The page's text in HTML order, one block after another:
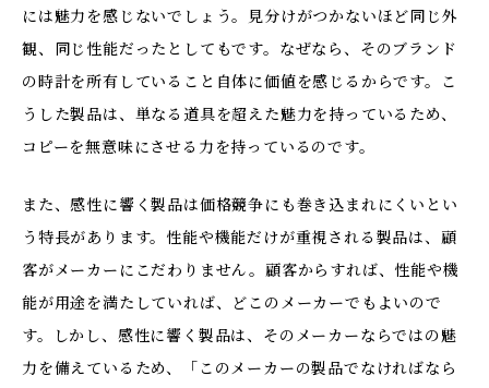
には魅力を感じないでしょう。見分けがつかないほど同じ外
観、同じ性能だったとしてもです。なぜなら、そのブランド
の時計を所有していること自体に価値を感じるからです。こ
うした製品は、単なる道具を超えた魅力を持っているため、
コピーを無意味にさせる力を持っているのです。
また、感性に響く製品は価格競争にも巻き込まれにくいとい
う特長があります。性能や機能だけが重視される製品は、顧
客がメーカーにこだわりません。顧客からすれば、性能や機
能が用途を満たしていれば、どこのメーカーでもよいので
す。しかし、感性に響く製品は、そのメーカーならではの魅
力を備えているため、「このメーカーの製品でなければなら